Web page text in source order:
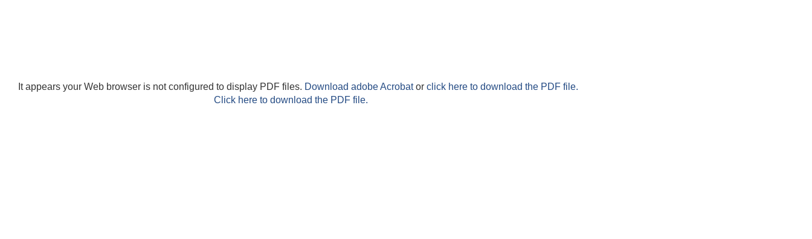
It appears your Web browser is not configured to display PDF files. Download adobe Acrobator click here to download the PDF file.
Click here to download the PDF file.